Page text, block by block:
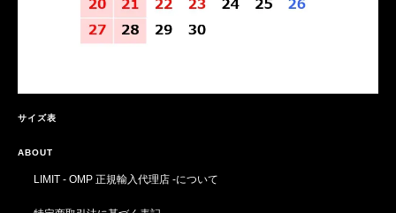
サイズ表
ABOUT
LIMIT - OMP 正規輸入代理店 -について